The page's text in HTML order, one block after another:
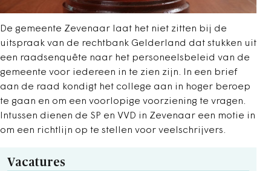
De gemeente Zevenaar laat het niet zitten bij de
uitspraak van de rechtbank Gelderland dat stukken uit
een raadsenquête naar het personeelsbeleid van de
gemeente voor iedereen in te zien zijn. In een brief
aan de raad kondigt het college aan in hoger beroep
te gaan en om een voorlopige voorziening te vragen.
Intussen dienen de SP en VVD in Zevenaar een motie in
om een richtlijn op te stellen voor veelschrijvers.
Vacatures